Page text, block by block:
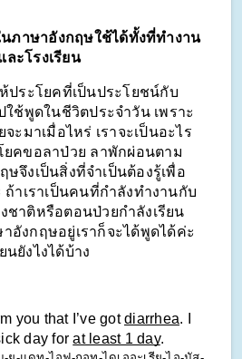
ภาษาอังกฤษใช้ได้ทั้งที่ทำงาน
ละโรงเรียน
ะโยคที่เป็นประโยชน์กับ
ใช้พูดในชีวิตประจำวัน เพราะ
ะมาเมื่อไหร่ เราจะเป็นอะไร
คขอลาป่วย ลาพักผ่อนตาม
จึงเป็นสิ่งที่จำเป็นต้องรู้เพื่อ
ถ้าเราเป็นคนที่กำลังทำงานกับ
ชาติหรือตอนป่วยกำลังเรียน
อังกฤษอยู่เราก็จะได้พูดได้ค่ะ
ยังไงได้บ้าง
you that I’ve got diarrhea. I
day for at least 1 day.